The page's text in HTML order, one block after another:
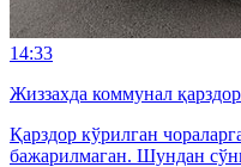
14:33
Жиззахда коммунал
Қарздор кўрилган
бажарилмаган. Шундан